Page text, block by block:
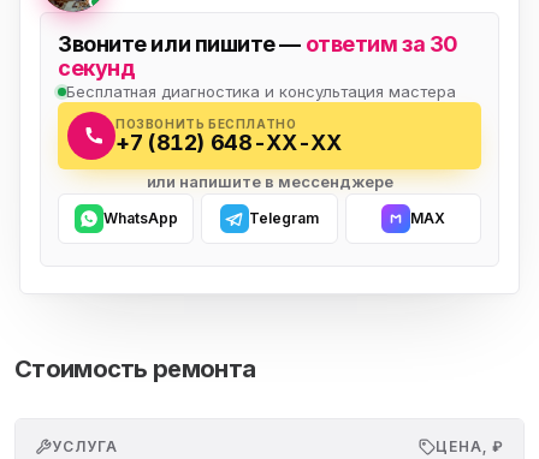
Звоните или пишите — ответим за 30
секунд
Бесплатная диагностика и консультация мастера
ПОЗВОНИТЬ БЕСПЛАТНО
+7 (812) 648-XX-XX
или напишите в мессенджере
WhatsApp Telegram MAX
Стоимость ремонта
УСЛУГА ЦЕНА, ₽